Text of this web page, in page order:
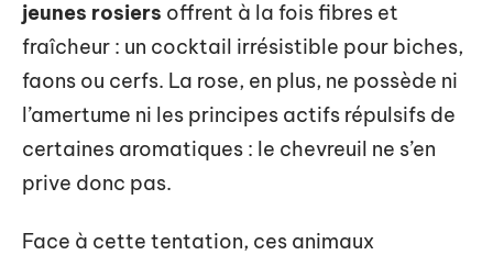
jeunes rosiers offrent à la fois fibres et
fraîcheur : un cocktail irrésistible pour biches,
faons ou cerfs. La rose, en plus, ne possède ni
l’amertume ni les principes actifs répulsifs de
certaines aromatiques : le chevreuil ne s’en
prive donc pas.
Face à cette tentation, ces animaux